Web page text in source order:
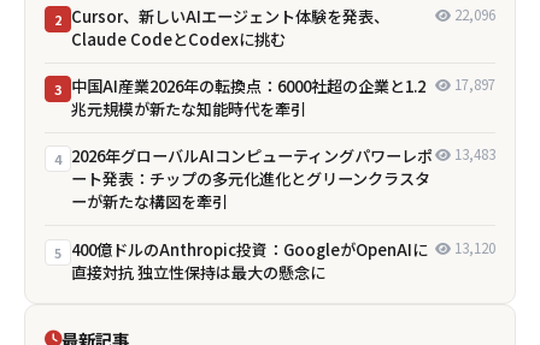
2 Cursor、新しいAIエージェント体験を発表、
Claude CodeとCodexに挑む
22,096
3 中国AI産業2026年の転換点：6000社超の企業と1.2
兆元規模が新たな知能時代を牽引
17,897
4 2026年グローバルAIコンピューティングパワーレポ
ート発表：チップの多元化進化とグリーンクラスタ
ーが新たな構図を牽引
13,483
5 400億ドルのAnthropic投資：GoogleがOpenAIに
直接対抗 独立性保持は最大の懸念に
13,120
最新記事